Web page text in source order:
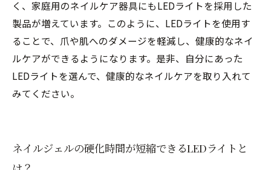
く、家庭用のネイルケア器具にもLEDライトを採用した
製品が増えています。このように、LEDライトを使用す
ることで、爪や肌へのダメージを軽減し、健康的なネイ
ルケアができるようになります。是非、自分にあった
LEDライトを選んで、健康的なネイルケアを取り入れて
みてください。
ネイルジェルの硬化時間が短縮できるLEDライトと